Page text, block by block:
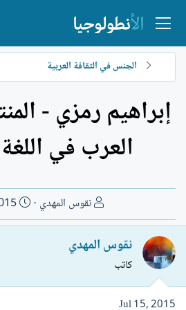
الجنس في الثقافة العربية
إبراهيم رمزي -
العرب في
ب
ا
ئ
ل
نقوس المهدي
ت
ا
ا
نقوس المهدي
كاتب
Jul 15, 2015